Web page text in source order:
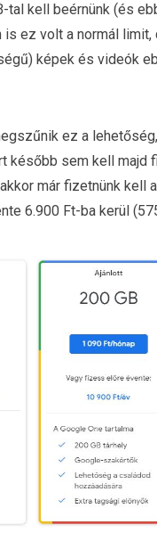
tal kell beérnünk (és
is ez volt a normál
képek és videók
ez a
később sem kell
már fizetnünk
6.900 Ft-ba kerül